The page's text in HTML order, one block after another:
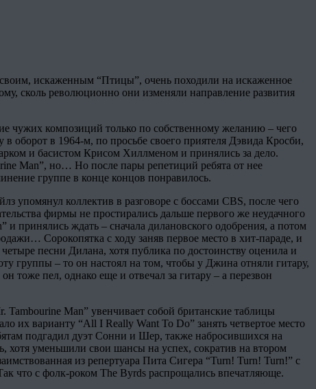
искаженным “Птицы”, очень походили на искаженное
сколь революционно они изменяли направление развития
чужих композиций только по собственному желанию – чего
оборот в 1964-м, по просьбе своего приятеля Дэвида Кросби,
и басистом Крисом Хиллменом и принялись за дело.
Man”, но… Но после пары репетиций ребята от нее
группе в конце концов понравилось.
коллектив в разговоре с боссами CBS, после чего
фирмы не простирались дальше первого же неудачного
принялись ждать – сначала дилановского одобрения, а потом
Сорокопятка с ходу заняв первое место в хит-параде, и
песни Дилана, хотя публика по достоинству оценила и
группы – то он настоял на том, чтобы у Джина отняли гитару,
тоже пел, однако еще и отвечал за гитару – а перезвон
Man” увенчивает собой британские таблицы
их варианту “All I Really Want To Do” занять четвертое место
подгадил дуэт Сонни и Шер, также набросившихся на
хотя уменьшили свои шансы на успех, сократив на втором
из репертуара Пита Сигера “Turn! Turn! Turn!” с
что с фолк-роком The Byrds распрощались впечатляюще.